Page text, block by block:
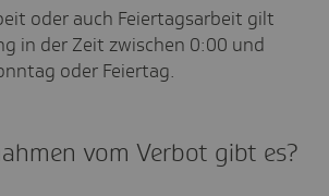
oder auch Feiertagsarbeit gilt
in der Zeit zwischen 0:00 und
oder Feiertag.
vom Verbot gibt es?